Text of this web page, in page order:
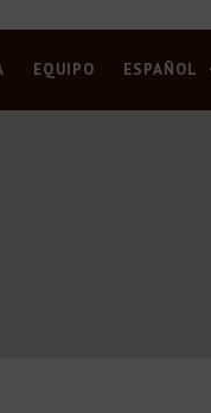
EQUIPO ESPAÑOL